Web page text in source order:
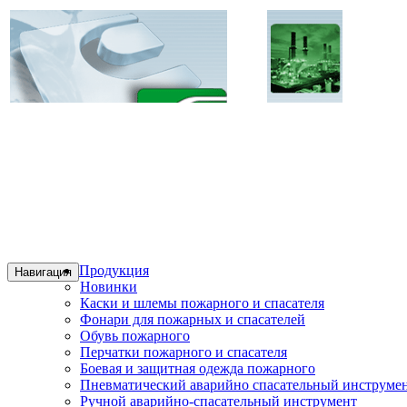
Навигация Продукция
Новинки
Каски и шлемы пожарного и спасателя
Фонари для пожарных и спасателей
Обувь пожарного
Перчатки пожарного и спасателя
Боевая и защитная одежда пожарного
Пневматический аварийно спасательный
Ручной аварийно-спасательный инструмент